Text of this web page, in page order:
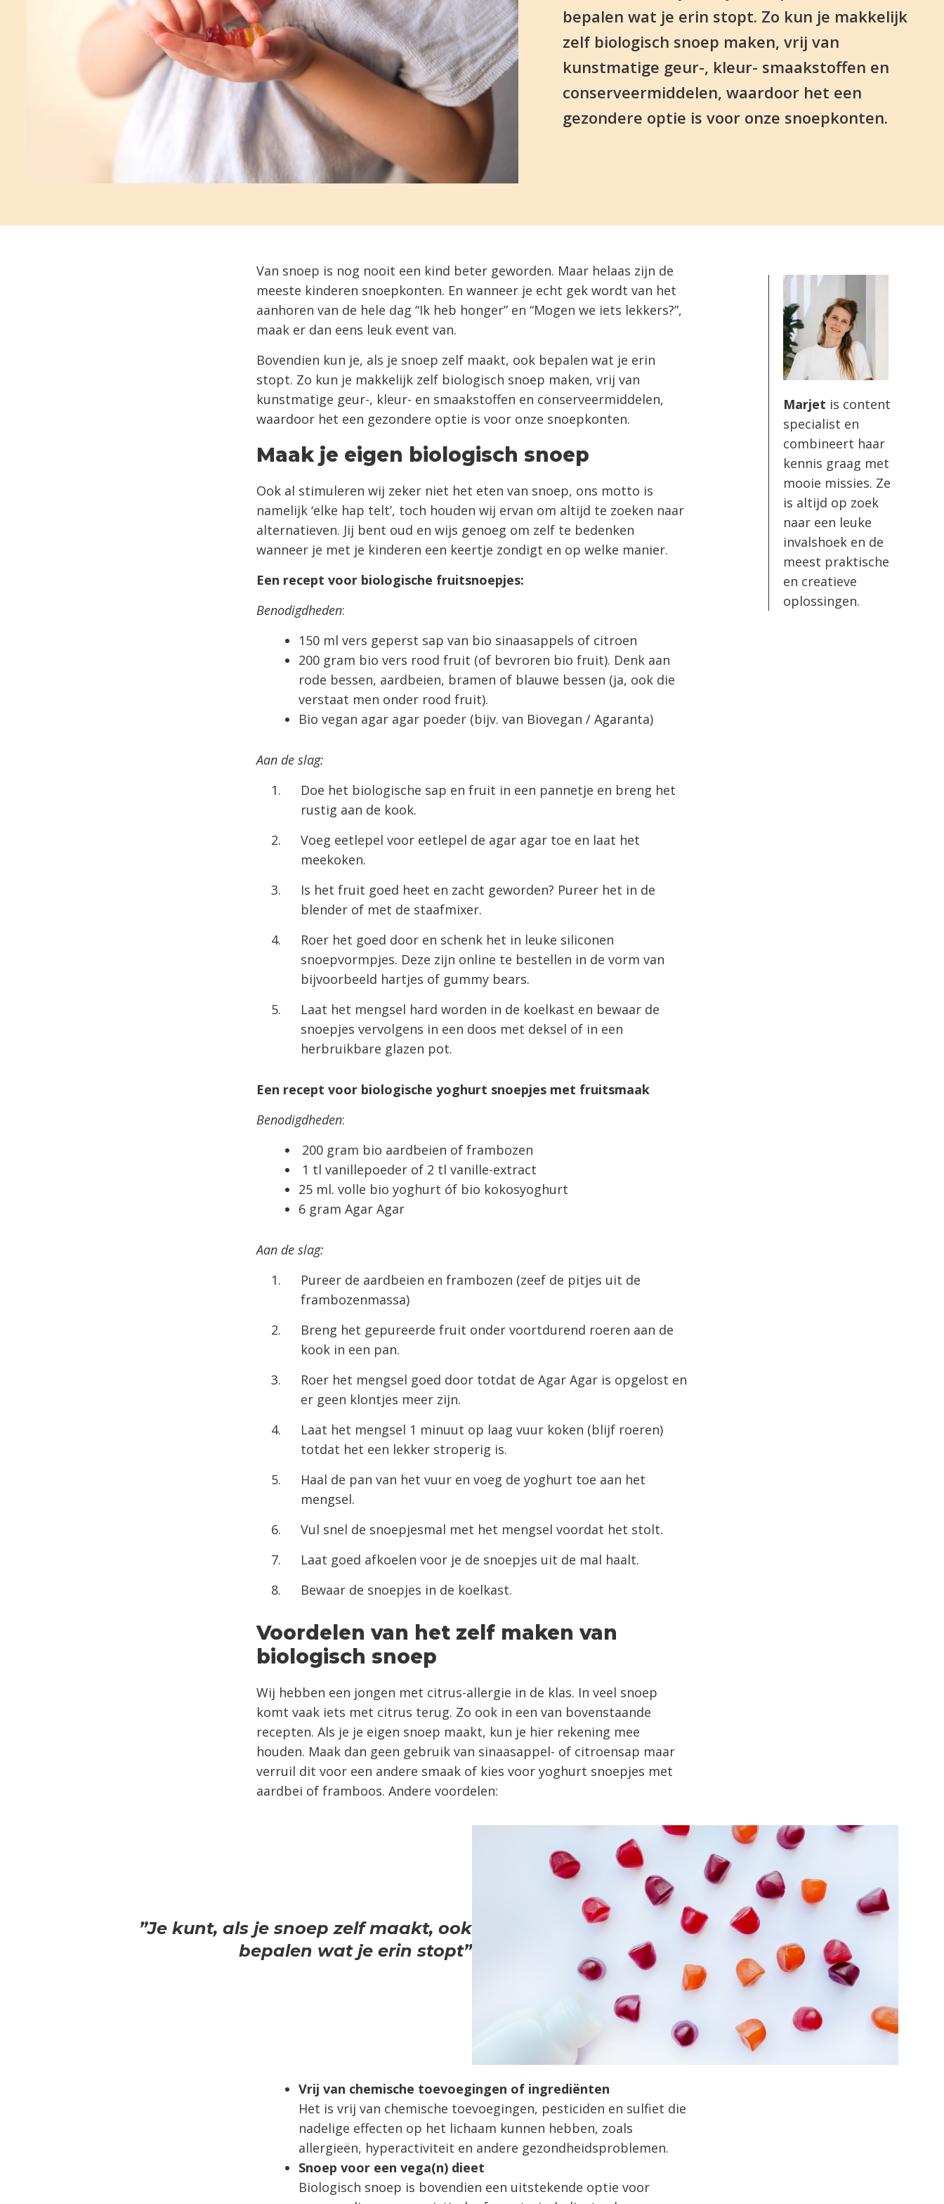
bepalen wat je erin stopt. Zo kun je makkelijk
zelf biologisch snoep maken, vrij van
kunstmatige geur-, kleur- smaakstoffen en
conserveermiddelen, waardoor het een
gezondere optie is voor onze snoepkonten.
Marjet is content
specialist en
combineert haar
kennis graag met
mooie missies. Ze
is altijd op zoek
naar een leuke
invalshoek en de
meest praktische
en creatieve
oplossingen.
Van snoep is nog nooit een kind beter geworden. Maar helaas zijn de
meeste kinderen snoepkonten. En wanneer je echt gek wordt van het
aanhoren van de hele dag “Ik heb honger” en “Mogen we iets lekkers?”,
maak er dan eens leuk event van.
Bovendien kun je, als je snoep zelf maakt, ook bepalen wat je erin
stopt. Zo kun je makkelijk zelf biologisch snoep maken, vrij van
kunstmatige geur-, kleur- en smaakstoffen en conserveermiddelen,
waardoor het een gezondere optie is voor onze snoepkonten.
Maak je eigen biologisch snoep
Ook al stimuleren wij zeker niet het eten van snoep, ons motto is
namelijk ‘elke hap telt’, toch houden wij ervan om altijd te zoeken naar
alternatieven. Jij bent oud en wijs genoeg om zelf te bedenken
wanneer je met je kinderen een keertje zondigt en op welke manier.
Een recept voor biologische fruitsnoepjes:
Benodigdheden:
150 ml vers geperst sap van bio sinaasappels of citroen
200 gram bio vers rood fruit (of bevroren bio fruit). Denk aan
rode bessen, aardbeien, bramen of blauwe bessen (ja, ook die
verstaat men onder rood fruit).
Bio vegan agar agar poeder (bijv. van Biovegan / Agaranta)
Aan de slag:
Doe het biologische sap en fruit in een pannetje en breng het
rustig aan de kook.
Voeg eetlepel voor eetlepel de agar agar toe en laat het
meekoken.
Is het fruit goed heet en zacht geworden? Pureer het in de
blender of met de staafmixer.
Roer het goed door en schenk het in leuke siliconen
snoepvormpjes. Deze zijn online te bestellen in de vorm van
bijvoorbeeld hartjes of gummy bears.
Laat het mengsel hard worden in de koelkast en bewaar de
snoepjes vervolgens in een doos met deksel of in een
herbruikbare glazen pot.
Een recept voor biologische yoghurt snoepjes met fruitsmaak
Benodigdheden:
200 gram bio aardbeien of frambozen
1 tl vanillepoeder of 2 tl vanille-extract
25 ml. volle bio yoghurt óf bio kokosyoghurt
6 gram Agar Agar
Aan de slag:
Pureer de aardbeien en frambozen (zeef de pitjes uit de
frambozenmassa)
Breng het gepureerde fruit onder voortdurend roeren aan de
kook in een pan.
Roer het mengsel goed door totdat de Agar Agar is opgelost en
er geen klontjes meer zijn.
Laat het mengsel 1 minuut op laag vuur koken (blijf roeren)
totdat het een lekker stroperig is.
Haal de pan van het vuur en voeg de yoghurt toe aan het
mengsel.
Vul snel de snoepjesmal met het mengsel voordat het stolt.
Laat goed afkoelen voor je de snoepjes uit de mal haalt.
Bewaar de snoepjes in de koelkast.
Voordelen van het zelf maken van
biologisch snoep
Wij hebben een jongen met citrus-allergie in de klas. In veel snoep
komt vaak iets met citrus terug. Zo ook in een van bovenstaande
recepten. Als je je eigen snoep maakt, kun je hier rekening mee
houden. Maak dan geen gebruik van sinaasappel- of citroensap maar
verruil dit voor een andere smaak of kies voor yoghurt snoepjes met
aardbei of framboos. Andere voordelen:
”Je kunt, als je snoep zelf maakt, ook
bepalen wat je erin stopt”
Vrij van chemische toevoegingen of ingrediënten
Het is vrij van chemische toevoegingen, pesticiden en sulfiet die
nadelige effecten op het lichaam kunnen hebben, zoals
allergieën, hyperactiviteit en andere gezondheidsproblemen.
Snoep voor een vega(n) dieet
Biologisch snoep is bovendien een uitstekende optie voor